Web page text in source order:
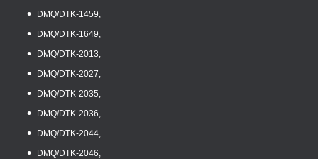
DMQ/DTK-1459,
DMQ/DTK-1649,
DMQ/DTK-2013,
DMQ/DTK-2027,
DMQ/DTK-2035,
DMQ/DTK-2036,
DMQ/DTK-2044,
DMQ/DTK-2046,